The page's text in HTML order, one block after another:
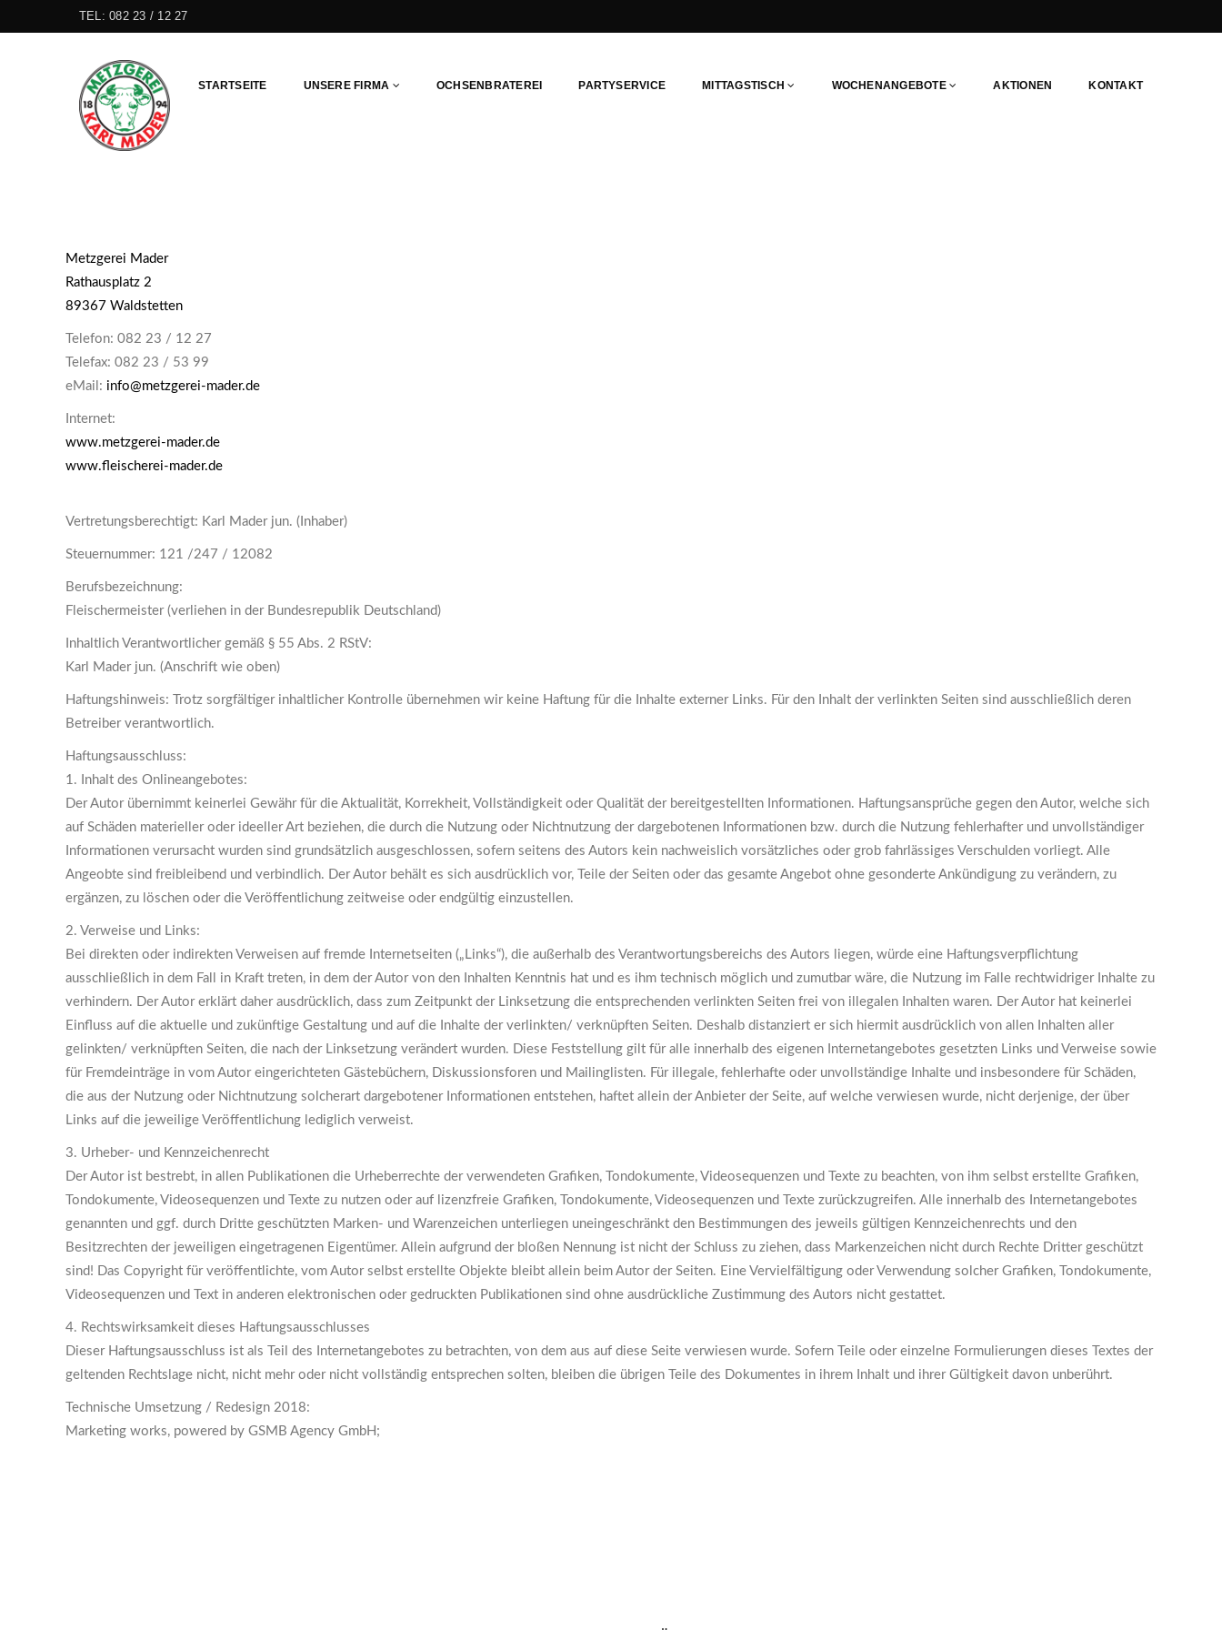
TEL:082 23 / 12 27
STARTSEITE UNSERE FIRMA OCHSENBRATEREI PARTYSERVICE MITTAGSTISCH WOCHENANGEBOTE AKTIONEN KONTAKT
Metzgerei Mader
Rathausplatz 2
89367 Waldstetten
Telefon: 082 23 / 12 27
Telefax: 082 23 / 53 99
eMail: info@metzgerei-mader.de
Internet:
www.metzgerei-mader.de
www.fleischerei-mader.de
Vertretungsberechtigt: Karl Mader jun. (Inhaber)
Steuernummer: 121 /247 / 12082
Berufsbezeichnung:
Fleischermeister (verliehen in der Bundesrepublik Deutschland)
Inhaltlich Verantwortlicher gemäß § 55 Abs. 2 RStV:
Karl Mader jun. (Anschrift wie oben)
Haftungshinweis: Trotz sorgfältiger inhaltlicher Kontrolle übernehmen wir keine Haftung für die Inhalte externer Links. Für den Inhalt der verlinkten Seiten sind ausschließlich deren
Betreiber verantwortlich.
Haftungsausschluss:
1. Inhalt des Onlineangebotes:
Der Autor übernimmt keinerlei Gewähr für die Aktualität, Korrekheit, Vollständigkeit oder Qualität der bereitgestellten Informationen. Haftungsansprüche gegen den Autor, welche sich
auf Schäden materieller oder ideeller Art beziehen, die durch die Nutzung oder Nichtnutzung der dargebotenen Informationen bzw. durch die Nutzung fehlerhafter und unvollständiger
Informationen verursacht wurden sind grundsätzlich ausgeschlossen, sofern seitens des Autors kein nachweislich vorsätzliches oder grob fahrlässiges Verschulden vorliegt. Alle
Angeobte sind freibleibend und verbindlich. Der Autor behält es sich ausdrücklich vor, Teile der Seiten oder das gesamte Angebot ohne gesonderte Ankündigung zu verändern, zu
ergänzen, zu löschen oder die Veröffentlichung zeitweise oder endgültig einzustellen.
2. Verweise und Links:
Bei direkten oder indirekten Verweisen auf fremde Internetseiten („Links“), die außerhalb des Verantwortungsbereichs des Autors liegen, würde eine Haftungsverpflichtung
ausschließlich in dem Fall in Kraft treten, in dem der Autor von den Inhalten Kenntnis hat und es ihm technisch möglich und zumutbar wäre, die Nutzung im Falle rechtwidriger Inhalte zu
verhindern. Der Autor erklärt daher ausdrücklich, dass zum Zeitpunkt der Linksetzung die entsprechenden verlinkten Seiten frei von illegalen Inhalten waren. Der Autor hat keinerlei
Einfluss auf die aktuelle und zukünftige Gestaltung und auf die Inhalte der verlinkten/ verknüpften Seiten. Deshalb distanziert er sich hiermit ausdrücklich von allen Inhalten aller
gelinkten/ verknüpften Seiten, die nach der Linksetzung verändert wurden. Diese Feststellung gilt für alle innerhalb des eigenen Internetangebotes gesetzten Links und Verweise sowie
für Fremdeinträge in vom Autor eingerichteten Gästebüchern, Diskussionsforen und Mailinglisten. Für illegale, fehlerhafte oder unvollständige Inhalte und insbesondere für Schäden,
die aus der Nutzung oder Nichtnutzung solcherart dargebotener Informationen entstehen, haftet allein der Anbieter der Seite, auf welche verwiesen wurde, nicht derjenige, der über
Links auf die jeweilige Veröffentlichung lediglich verweist.
3. Urheber- und Kennzeichenrecht
Der Autor ist bestrebt, in allen Publikationen die Urheberrechte der verwendeten Grafiken, Tondokumente, Videosequenzen und Texte zu beachten, von ihm selbst erstellte Grafiken,
Tondokumente, Videosequenzen und Texte zu nutzen oder auf lizenzfreie Grafiken, Tondokumente, Videosequenzen und Texte zurückzugreifen. Alle innerhalb des Internetangebotes
genannten und ggf. durch Dritte geschützten Marken- und Warenzeichen unterliegen uneingeschränkt den Bestimmungen des jeweils gültigen Kennzeichenrechts und den
Besitzrechten der jeweiligen eingetragenen Eigentümer. Allein aufgrund der bloßen Nennung ist nicht der Schluss zu ziehen, dass Markenzeichen nicht durch Rechte Dritter geschützt
sind! Das Copyright für veröffentlichte, vom Autor selbst erstellte Objekte bleibt allein beim Autor der Seiten. Eine Vervielfältigung oder Verwendung solcher Grafiken, Tondokumente,
Videosequenzen und Text in anderen elektronischen oder gedruckten Publikationen sind ohne ausdrückliche Zustimmung des Autors nicht gestattet.
4. Rechtswirksamkeit dieses Haftungsausschlusses
Dieser Haftungsausschluss ist als Teil des Internetangebotes zu betrachten, von dem aus auf diese Seite verwiesen wurde. Sofern Teile oder einzelne Formulierungen dieses Textes der
geltenden Rechtslage nicht, nicht mehr oder nicht vollständig entsprechen solten, bleiben die übrigen Teile des Dokumentes in ihrem Inhalt und ihrer Gültigkeit davon unberührt.
Technische Umsetzung / Redesign 2018:
Marketing works, powered by GSMB Agency GmbH;